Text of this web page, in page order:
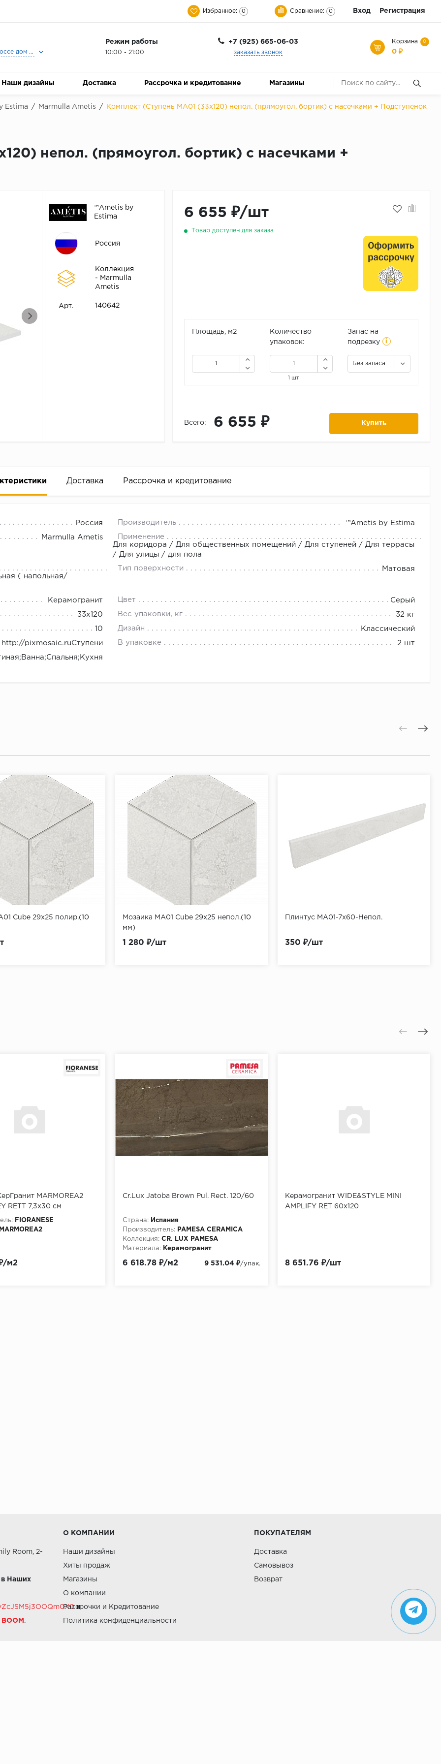
Избранное: 0 Сравнение: 0 Вход Регистрация
Москва, Ленинградское шоссе дом 25, Торговый Центр Family Room, 2-ой этаж, Магазин Керамический Бум.
Режим работы
10:00 - 21:00
+7 (925) 665-06-03
заказать звонок
Корзина 0
0 ₽
Наши дизайны Доставка Рассрочка и кредитование Магазины
Estima / Marmulla Ametis /
Комплект (Ступень MA01 (33x120) непол. (прямоугол. бортик) с насечками + Подступенок
непол. (прямоугол. бортик) с насечками +
™Ametis by
Estima
Россия
Коллекция
- Marmulla
Ametis
Арт. 140642
6 655 ₽/шт
Товар доступен для заказа
Площадь, м2
Количество
упаковок:
1 шт
Запас на
подрезку
i
Без запаса
Всего: 6 655 ₽ Купить
Доставка Рассрочка и кредитование
Россия Производитель ™Ametis by Estima
Marmulla Ametis
Применение
Для коридора / Для общественных помещений / Для ступеней / Для террасы
/ Для улицы / для пола
( напольная/
Тип поверхности Матовая
Керамогранит Цвет Серый
33x120 Вес упаковки, кг 32 кг
10 Дизайн Классический
http://pixmosaic.ruСтупени В упаковке 2 шт
деньгами
за 2 минуты прямо в форме заявки на той же странице
Cube 29x25 полир.(10
Мозаика MA01 Cube 29x25 непол.(10
мм)
1 280 ₽/шт
Плинтус MA01-7x60-Непол.
350 ₽/шт
MARMOREA2
RETT 7,3x30 см
FIORANESE
MARMOREA2
м2
Cr.Lux Jatoba Brown Pul. Rect. 120/60
Страна:
Испания
Производитель:
PAMESA CERAMICA
Коллекция: CR. LUX PAMESA
Материала:
Керамогранит
6 618.78 ₽/м2 9 531.04 ₽/упак.
Керамогранит WIDE&STYLE MINI
AMPLIFY RET 60х120
8 651.76 ₽/шт
Room, 2-
в Наших
и
.
О КОМПАНИИ
Наши дизайны
Хиты продаж
Магазины
О компании
Рассрочки и Кредитование
Политика конфиденциальности
ПОКУПАТЕЛЯМ
Доставка
Самовывоз
Возврат